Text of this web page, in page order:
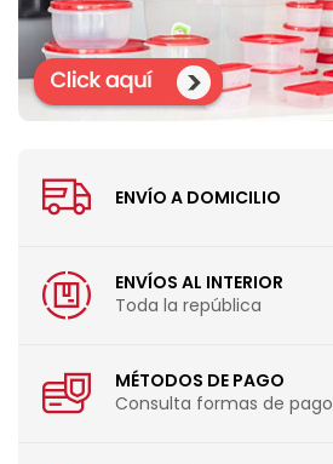
ENVÍO A DOMICILIO
ENVÍOS AL INTERIOR
Toda la república
MÉTODOS DE PAGO
Consulta formas de pago